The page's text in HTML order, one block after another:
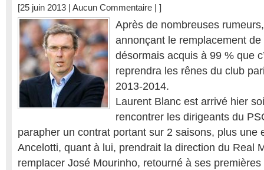
[25 juin 2013 | Aucun Commentaire | ]
Après de nombreuses
annonçant le remplacement
désormais acquis à 99 % que
reprendra les rênes du club
2013-2014.
Laurent Blanc est arrivé hier
rencontrer les dirigeants du
parapher un contrat portant sur 2 saisons, plus une
Ancelotti, quant à lui, prendrait la direction du Real
remplacer José Mourinho, retourné à ses